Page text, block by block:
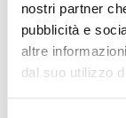
nostri partner
pubblicità e
altre
dal suo utilizzo
830 M
Il
progettato